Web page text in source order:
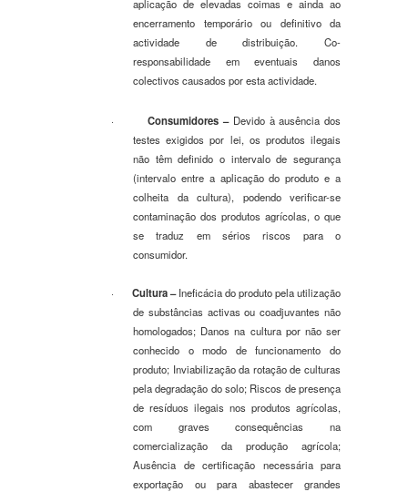
aplicação de elevadas coimas e ainda ao
encerramento temporário ou definitivo da
actividade de distribuição. Co-
responsabilidade em eventuais danos
colectivos causados por esta actividade.
· Consumidores – Devido à ausência dos
testes exigidos por lei, os produtos ilegais
não têm definido o intervalo de segurança
(intervalo entre a aplicação do produto e a
colheita da cultura), podendo verificar-se
contaminação dos produtos agrícolas, o que
se traduz em sérios riscos para o
consumidor.
· Cultura–Ineficácia do produto pela utilização
de substâncias activas ou coadjuvantes não
homologados; Danos na cultura por não ser
conhecido o modo de funcionamento do
produto; Inviabilização da rotação de culturas
pela degradação do solo; Riscos de presença
de resíduos ilegais nos produtos agrícolas,
com graves consequências na
comercialização da produção agrícola;
Ausência de certificação necessária para
exportação ou para abastecer grandes